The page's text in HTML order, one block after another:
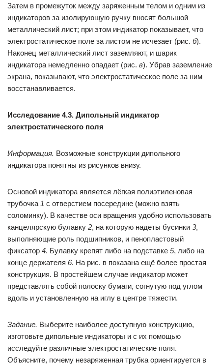
Затем в промежуток между заряженным телом и одним из
индикаторов за изолирующую ручку вносят большой
металлический лист; при этом индикатор показывает, что
электростатическое поле за листом не исчезает (рис. б).
Наконец металлический лист заземляют, и шарик
индикатора немедленно опадает (рис. в). Убрав заземление
экрана, показывают, что электростатическое поле за ним
восстанавливается.
Исследование 4.3. Дипольный индикатор
электростатического поля
Информация. Возможные конструкции дипольного
индикатора понятны из рисунков внизу.
Основой индикатора является лёгкая полиэтиленовая
трубочка 1 с отверстием посередине (можно взять
соломинку). В качестве оси вращения удобно использовать
канцелярскую булавку 2, на которую надеты бусинки 3,
выполняющие роль подшипников, и пенопластовый
фиксатор 4. Булавку крепят либо на подставке 5, либо на
конце держателя 6. На рис. в показана ещё более простая
конструкция. В простейшем случае индикатор может
представлять собой полоску бумаги, согнутую под углом
вдоль и установленную на иглу в центре тяжести.
Задание. Выберите наиболее доступную конструкцию,
изготовьте дипольные индикаторы и с их помощью
исследуйте различные электростатические поля.
Объясните, почему незаряженная трубка ориентируется в